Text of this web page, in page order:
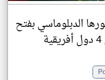
الدبلوماسي بفتح